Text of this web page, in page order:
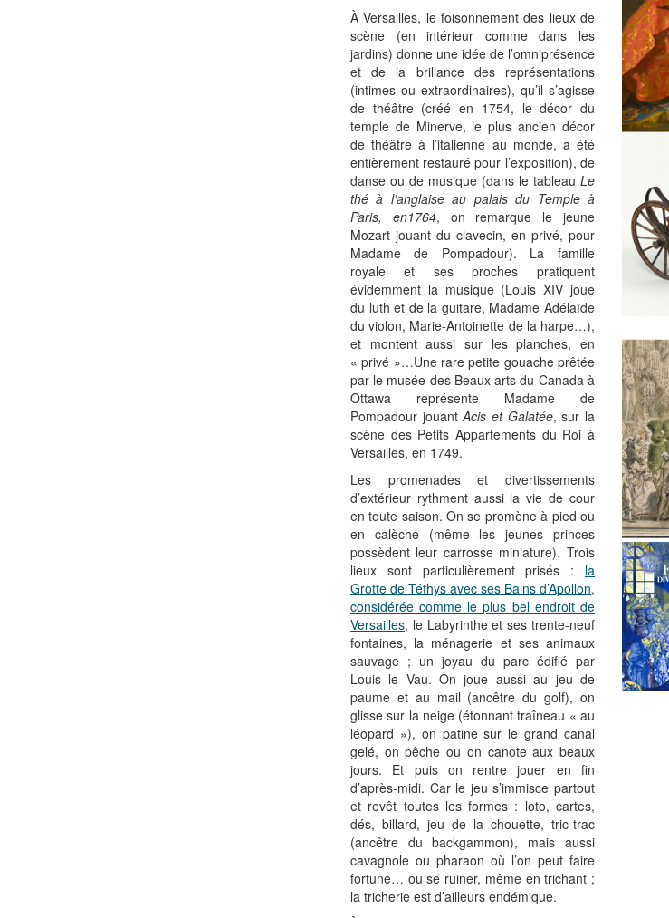
À Versailles, le foisonnement des lieux de
scène (en intérieur comme dans les
jardins) donne une idée de l’omniprésence
et de la brillance des représentations
(intimes ou extraordinaires), qu’il s’agisse
de théâtre (créé en 1754, le décor du
temple de Minerve, le plus ancien décor
de théâtre à l’italienne au monde, a été
entièrement restauré pour l’exposition), de
danse ou de musique (dans le tableau Le
thé à l’anglaise au palais du Temple à
Paris, en1764, on remarque le jeune
Mozart jouant du clavecin, en privé, pour
Madame de Pompadour). La famille
royale et ses proches pratiquent
évidemment la musique (Louis XIV joue
du luth et de la guitare, Madame Adélaïde
du violon, Marie-Antoinette de la harpe…),
et montent aussi sur les planches, en
« privé »…Une rare petite gouache prêtée
par le musée des Beaux arts du Canada à
Ottawa représente Madame de
Pompadour jouantAcis et Galatée, sur la
scène des Petits Appartements du Roi à
Versailles, en 1749.
Les promenades et divertissements
d’extérieur rythment aussi la vie de cour
en toute saison. On se promène à pied ou
en calèche (même les jeunes princes
possèdent leur carrosse miniature). Trois
lieux sont particulièrement prisés : la
Grotte de Téthys avec ses Bains d’Apollon,
considérée comme le plus bel endroit de
Versailles, le Labyrinthe et ses trente-neuf
fontaines, la ménagerie et ses animaux
sauvage ; un joyau du parc édifié par
Louis le Vau. On joue aussi au jeu de
paume et au mail (ancêtre du golf), on
glisse sur la neige (étonnant traîneau « au
léopard »), on patine sur le grand canal
gelé, on pêche ou on canote aux beaux
jours. Et puis on rentre jouer en fin
d’après-midi. Car le jeu s’immisce partout
et revêt toutes les formes : loto, cartes,
dés, billard, jeu de la chouette, tric-trac
(ancêtre du backgammon), mais aussi
cavagnole ou pharaon où l’on peut faire
fortune… ou se ruiner, même en trichant ;
la tricherie est d’ailleurs endémique.